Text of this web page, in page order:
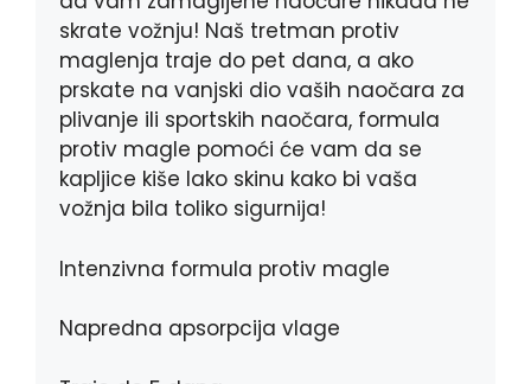
skrate vožnju! Naš tretman protiv
maglenja traje do pet dana, a ako
prskate na vanjski dio vaših naočara za
plivanje ili sportskih naočara, formula
protiv magle pomoći će vam da se
kapljice kiše lako skinu kako bi vaša
vožnja bila toliko sigurnija!
Intenzivna formula protiv magle
Napredna apsorpcija vlage